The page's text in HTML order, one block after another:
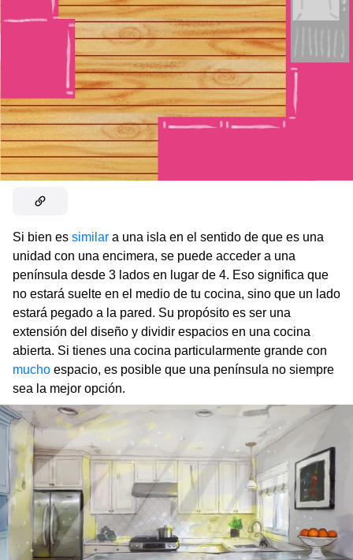
Si bien es similar a una isla en el sentido de que es una
unidad con una encimera, se puede acceder a una
península desde 3 lados en lugar de 4. Eso significa que
no estará suelte en el medio de tu cocina, sino que un lado
estará pegado a la pared. Su propósito es ser una
extensión del diseño y dividir espacios en una cocina
abierta. Si tienes una cocina particularmente grande con
mucho espacio, es posible que una península no siempre
sea la mejor opción.